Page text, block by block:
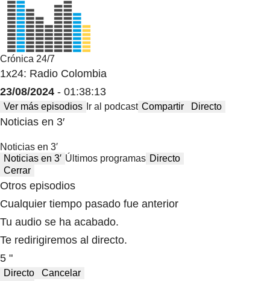
Crónica 24/7
1x24: Radio Colombia
23/08/2024 - 01:38:13
Ver más episodios Ir al podcast Compartir Directo
Noticias en 3′
Noticias en 3′
Noticias en 3′ Últimos programas Directo
Cerrar
Otros episodios
Cualquier tiempo pasado fue anterior
Tu audio se ha acabado.
Te redirigiremos al directo.
5 "
Directo
Cancelar